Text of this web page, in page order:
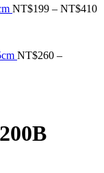
NT$199 – NT$410
NT$260 –